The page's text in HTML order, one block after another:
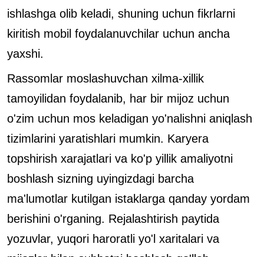
ishlashga olib keladi, shuning uchun fikrlarni
kiritish mobil foydalanuvchilar uchun ancha
yaxshi.
Rassomlar moslashuvchan xilma-xillik
tamoyilidan foydalanib, har bir mijoz uchun
o'zim uchun mos keladigan yo'nalishni aniqlash
tizimlarini yaratishlari mumkin. Karyera
topshirish xarajatlari va ko'p yillik amaliyotni
boshlash sizning uyingizdagi barcha
ma'lumotlar kutilgan istaklarga qanday yordam
berishini o'rganing. Rejalashtirish paytida
yozuvlar, yuqori haroratli yo'l xaritalari va